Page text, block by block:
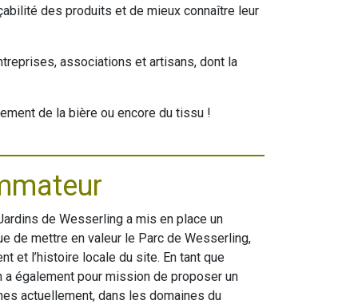
des produits et de mieux connaître leur
associations et artisans, dont la
de la bière ou encore du tissu !
de Wesserling a mis en place un
de mettre en valeur le Parc de Wesserling,
et l’histoire locale du site. En tant que
a également pour mission de proposer un
actuellement, dans les domaines du